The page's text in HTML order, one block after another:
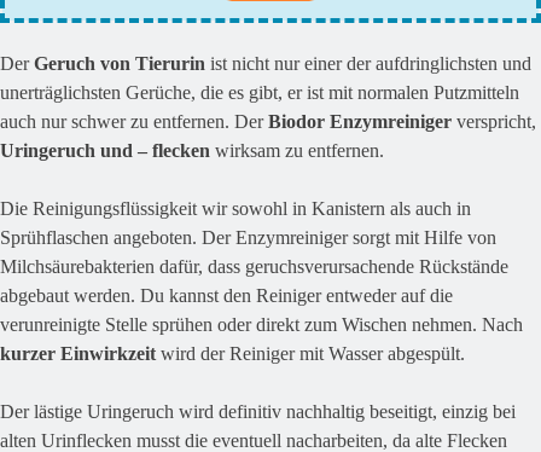
DerGeruch von Tierurin ist nicht nur einer der aufdringlichsten und
unerträglichsten Gerüche, die es gibt, er ist mit normalen Putzmitteln
auch nur schwer zu entfernen. DerBiodor Enzymreiniger verspricht,
Uringeruch und – flecken wirksam zu entfernen.
Die Reinigungsflüssigkeit wir sowohl in Kanistern als auch in
Sprühflaschen angeboten. Der Enzymreiniger sorgt mit Hilfe von
Milchsäurebakterien dafür, dass geruchsverursachende Rückstände
abgebaut werden. Du kannst den Reiniger entweder auf die
verunreinigte Stelle sprühen oder direkt zum Wischen nehmen. Nach
kurzer Einwirkzeit wird der Reiniger mit Wasser abgespült.
Der lästige Uringeruch wird definitiv nachhaltig beseitigt, einzig bei
alten Urinflecken musst die eventuell nacharbeiten, da alte Flecken